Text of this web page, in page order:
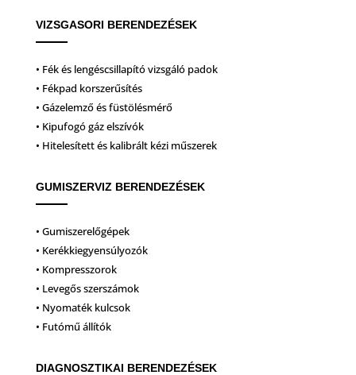
VIZSGASORI BERENDEZÉSEK
• Fék és lengéscsillapító vizsgáló padok
• Fékpad korszerűsítés
• Gázelemző és füstölésmérő
• Kipufogó gáz elszívók
• Hitelesített és kalibrált kézi műszerek
GUMISZERVIZ BERENDEZÉSEK
• Gumiszerelőgépek
• Kerékkiegyensúlyozók
• Kompresszorok
• Levegős szerszámok
• Nyomaték kulcsok
• Futómű állítók
DIAGNOSZTIKAI BERENDEZÉSEK